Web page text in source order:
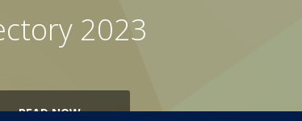
2023
READ NOW